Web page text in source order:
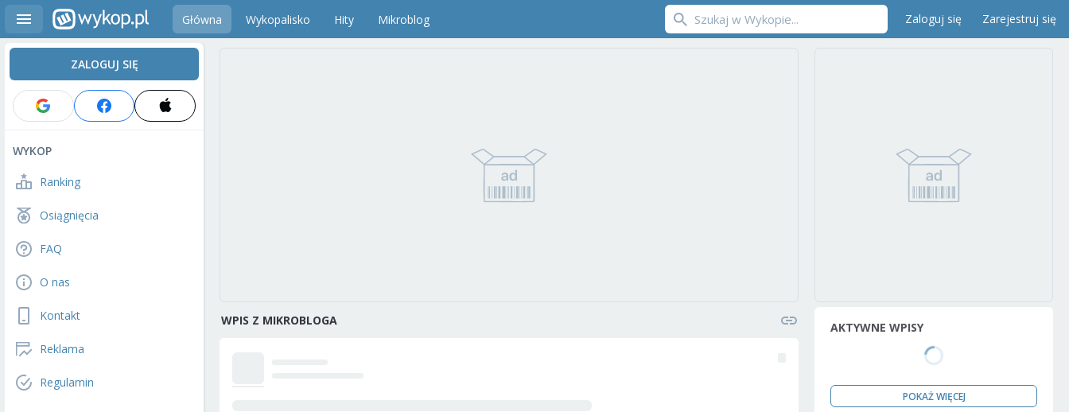
Główna Wykopalisko Hity Mikroblog Zaloguj się Zarejestruj się
ZALOGUJ SIĘ
WYKOP
Ranking
Osiągnięcia
FAQ
O nas
Kontakt
Reklama
Regulamin
WPIS Z MIKROBLOGA AKTYWNE WPISY
POKAŻ WIĘCEJ